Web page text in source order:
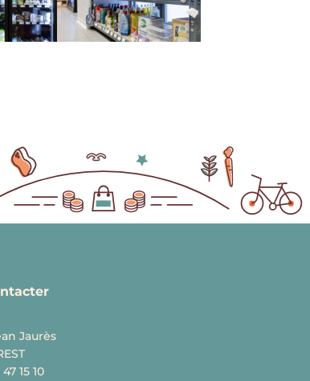
Jaurès
15 10